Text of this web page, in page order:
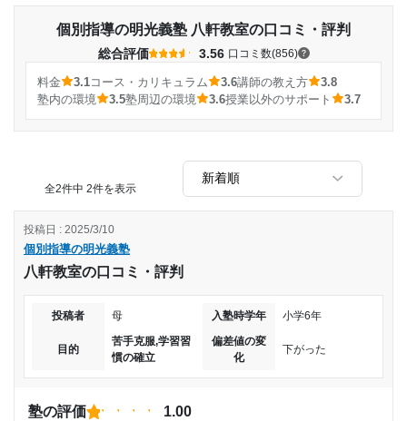
個別指導の明光義塾 八軒教室の口コミ・評判
総合評価 3.56 口コミ数(856)
料金 3.1コース・カリキュラム 3.6講師の教え方
3.8
塾内の環境
3.5塾周辺の環境 3.6授業以外のサポート 3.7
全2件中 2件を表示
個別指導の明光義塾
八軒教室の口コミ・評判
投稿日 : 2025/3/10
投稿者 母 入塾時学年 小学6年
目的
苦手克服,学習習
慣の確立
偏差値の変
化
下がった
塾の評価 1.00